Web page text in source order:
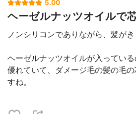
5.00
ヘーゼルナッツオイルで
ノンシリコンでありながら、髪がき
ヘーゼルナッツオイルが入ってい
優れていて、ダメージ毛の髪の毛
すね。